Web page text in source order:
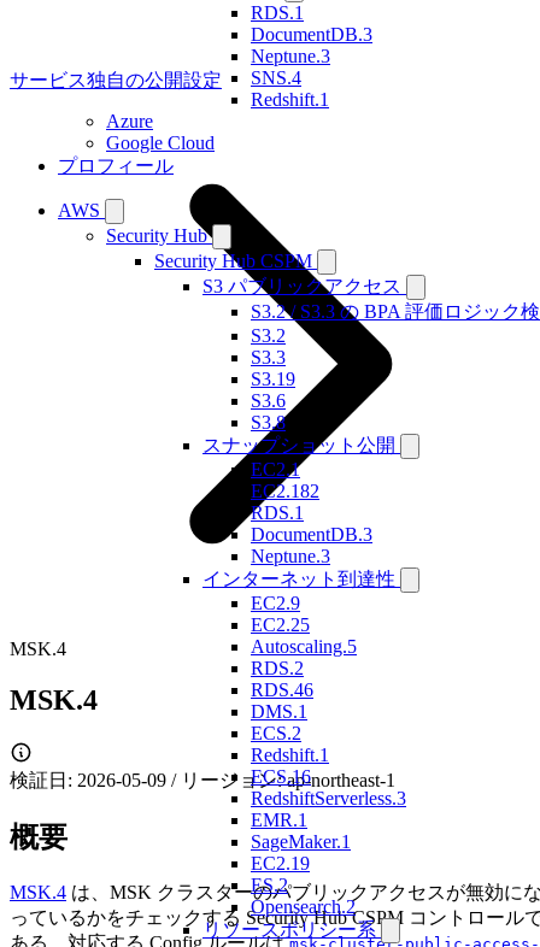
RDS.1
DocumentDB.3
Neptune.3
SNS.4
Redshift.1
Azure
Google Cloud
プロフィール
AWS
Security Hub
Security Hub CSPM
S3 パブリックアクセス
S3.2 / S3.3 の BPA 評価ロジック
S3.2
S3.3
S3.19
S3.6
S3.8
スナップショット公開
EC2.1
EC2.182
RDS.1
DocumentDB.3
Neptune.3
インターネット到達性
EC2.9
EC2.25
Autoscaling.5
RDS.2
RDS.46
DMS.1
ECS.2
Redshift.1
ECS.16
RedshiftServerless.3
EMR.1
SageMaker.1
EC2.19
ES.2
Opensearch.2
リソースポリシー系
サービス独自の公開設定
MSK.4
MSK.4
検証日: 2026-05-09 / リージョン: ap-northeast-1
概要
MSK.4 は、MSK クラスターのパブリックアクセスが無効に
っているかをチェックする Security Hub CSPM コントロール
ある。対応する Config ルールは